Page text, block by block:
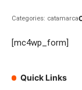
Categories: catamarca
[mc4wp_form]
Quick Links